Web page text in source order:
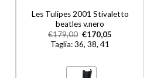
Les Tulipes 2001 Stivaletto
beatles v.nero
€179,00 €170,05
Taglia: 36, 38, 41